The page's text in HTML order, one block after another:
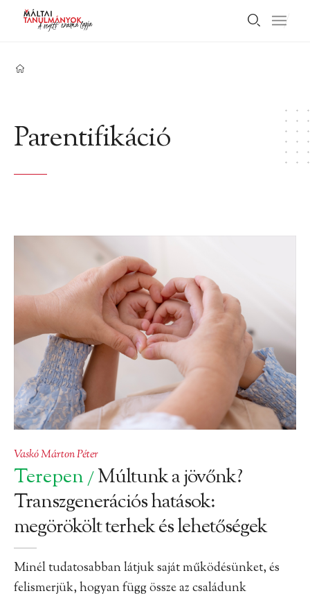
Parentifikáció
Vaskó Márton Péter
Terepen/Múltunk a jövőnk?
Transzgenerációs hatások:
megörökölt terhek és lehetőségek
Minél tudatosabban látjuk saját működésünket, és
felismerjük, hogyan függ össze az családunk